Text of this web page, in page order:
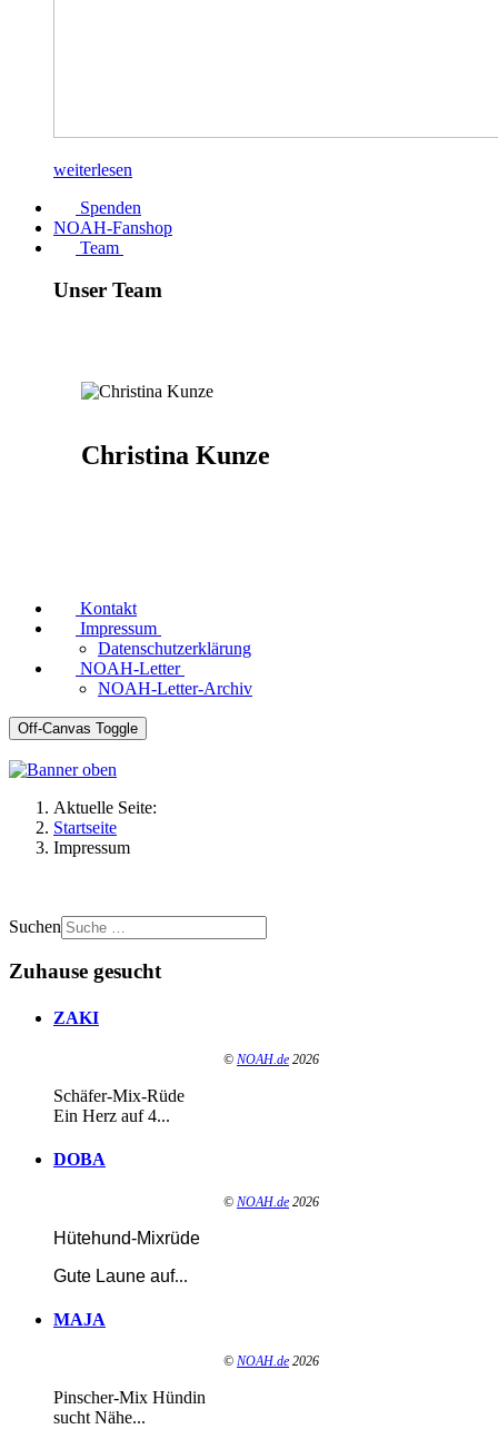
weiterlesen
Spenden
NOAH-Fanshop
Team
Unser Team
Christina Kunze
Kontakt
Impressum
Datenschutzerklärung
NOAH-Letter
NOAH-Letter-Archiv
Off-Canvas Toggle
Aktuelle Seite:
Startseite
Impressum
Suchen
Zuhause gesucht
ZAKI
© NOAH.de 2026
Schäfer-Mix-Rüde
Ein Herz auf 4...
DOBA
© NOAH.de 2026
Hütehund-Mixrüde
Gute Laune auf...
MAJA
© NOAH.de 2026
Pinscher-Mix Hündin
sucht Nähe...